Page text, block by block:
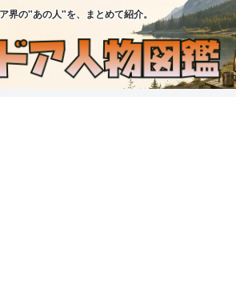
界の"あの人"を、まとめて紹介。